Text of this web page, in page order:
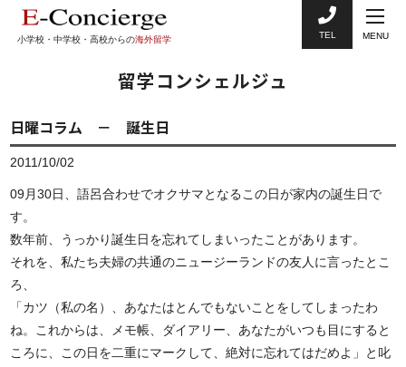
小学校・中学校・高校からの海外留学 TEL MENU
留学コンシェルジュ
日曜コラム － 誕生日
2011/10/02
09月30日、語呂合わせでオクサマとなるこの日が家内の誕生日で
す。
数年前、うっかり誕生日を忘れてしまいったことがあります。
それを、私たち夫婦の共通のニュージーランドの友人に言ったとこ
ろ、
「カツ（私の名）、あなたはとんでもないことをしてしまったわ
ね。これからは、メモ帳、ダイアリー、あなたがいつも目にすると
ころに、この日を二重にマークして、絶対に忘れてはだめよ」と叱